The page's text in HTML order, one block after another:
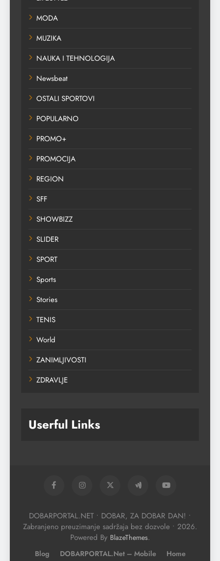
MODA
MUZIKA
NAUKA I TEHNOLOGIJA
Newsbeat
OSTALI SPORTOVI
POPULARNO
PROMO+
PROMOCIJA
REGION
SFF
SHOWBIZZ
SLIDER
SPORT
Sports
Stories
TENIS
World
ZANIMLJIVOSTI
ZDRAVLJE
Userful Links
DOBARPORTAL.NET • DOBAR, ZA DOBAR DAN! •
Zabranjeno preuzimanje sadržaja bez dozvole • 2026.
Powered By BlazeThemes.
Blog DOBARPORTAL.net – Mobile
Home